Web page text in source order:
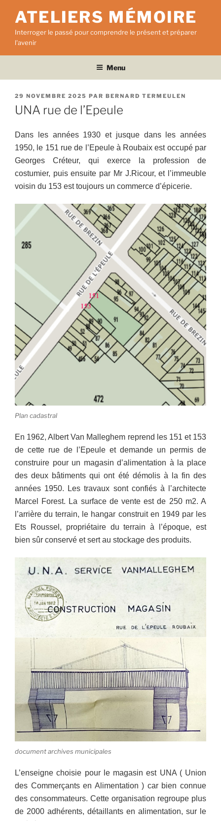
contenu
principal
ATELIERS MÉMOIRE
Interroger le passé pour comprendre le présent et préparer
l'avenir
Menu
PUBLIÉ
LE
29 NOVEMBRE 2025 PAR BERNARD TERMEULEN
UNA rue de l’Epeule
Dans les années 1930 et jusque dans les années
1950, le 151 rue de l’Epeule à Roubaix est occupé par
Georges Créteur, qui exerce la profession de
costumier, puis ensuite par Mr J.Ricour, et l’immeuble
voisin du 153 est toujours un commerce d’épicerie.
Plan cadastral
En 1962, Albert Van Malleghem reprend les 151 et 153
de cette rue de l’Epeule et demande un permis de
construire pour un magasin d’alimentation à la place
des deux bâtiments qui ont été démolis à la fin des
années 1950. Les travaux sont confiés à l’architecte
Marcel Forest. La surface de vente est de 250 m2. A
l’arrière du terrain, le hangar construit en 1949 par les
Ets Roussel, propriétaire du terrain à l’époque, est
bien sûr conservé et sert au stockage des produits.
document archives municipales
L’enseigne choisie pour le magasin est UNA ( Union
des Commerçants en Alimentation ) car bien connue
des consommateurs. Cette organisation regroupe plus
de 2000 adhérents, détaillants en alimentation, sur le